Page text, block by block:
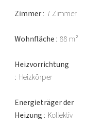
Zimmer 7 Zimmer
Wohnfläche 88 m²
Heizvorrichtung
Heizkörper
Energieträger der
Heizung Kollektiv